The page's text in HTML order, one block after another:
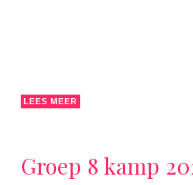
LEES MEER
Groep 8 kamp